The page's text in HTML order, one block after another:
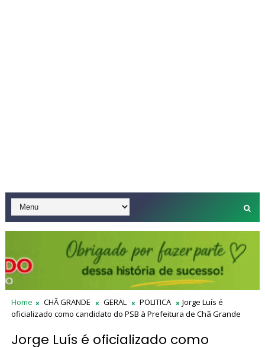
Home CHÃ GRANDE GERAL POLITICA
Jorge Luís é
oficializado como candidato do PSB à Prefeitura de Chã Grande
Jorge Luís é oficializado como